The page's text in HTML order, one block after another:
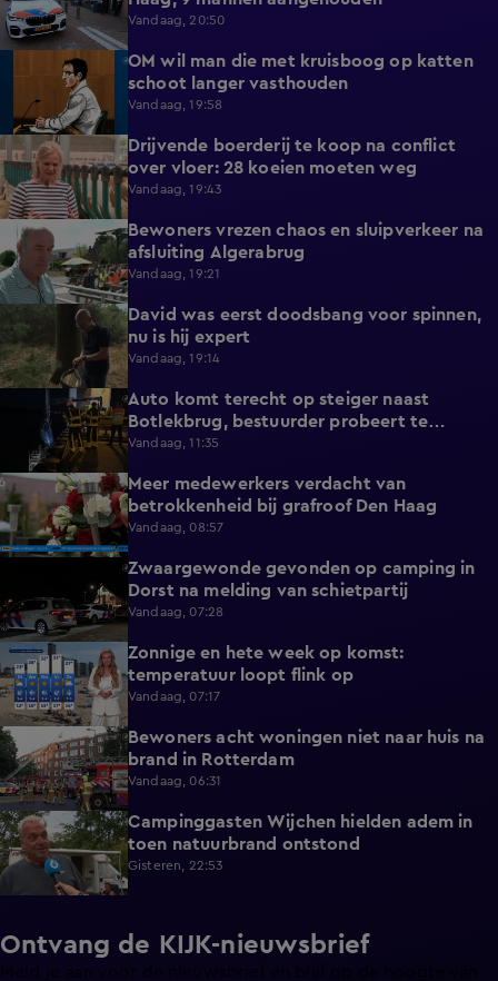
Vandaag, 20:50
OM wil man die met kruisboog op katten
schoot langer vasthouden
Vandaag, 19:58
2:10
Drijvende boerderij te koop na conflict
over vloer: 28 koeien moeten weg
Vandaag, 19:43
1:33
Bewoners vrezen chaos en sluipverkeer na
afsluiting Algerabrug
Vandaag, 19:21
David was eerst doodsbang voor spinnen,
nu is hij expert
Vandaag, 19:14
Auto komt terecht op steiger naast
Botlekbrug, bestuurder probeert te
vluchten
Vandaag, 11:35
0:35
Meer medewerkers verdacht van
betrokkenheid bij grafroof Den Haag
Vandaag, 08:57
Zwaargewonde gevonden op camping in
Dorst na melding van schietpartij
Vandaag, 07:28
2:17
Zonnige en hete week op komst:
temperatuur loopt flink op
Vandaag, 07:17
0:34
Bewoners acht woningen niet naar huis na
brand in Rotterdam
Vandaag, 06:31
2:10
Campinggasten Wijchen hielden adem in
toen natuurbrand ontstond
Gisteren, 22:53
Ontvang de KIJK-nieuwsbrief